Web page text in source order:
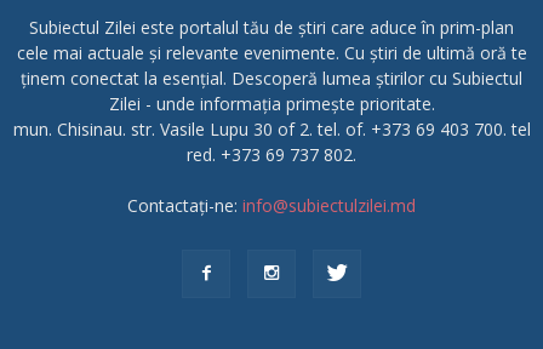
Subiectul Zilei este portalul tău de știri care aduce în prim-plan
cele mai actuale și relevante evenimente. Cu știri de ultimă oră te
ținem conectat la esențial. Descoperă lumea știrilor cu Subiectul
Zilei - unde informația primește prioritate.
mun. Chisinau. str. Vasile Lupu 30 of 2. tel. of. +373 69 403 700. tel
red. +373 69 737 802.
Contactați-ne: info@subiectulzilei.md